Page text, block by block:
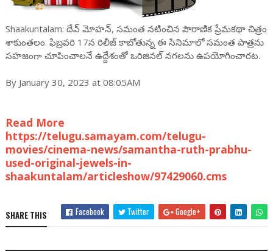
Shaakuntalam: దేవ్ మోహ‌న్‌, స‌మంత న‌టించిన పౌరాణిక ప్రేమ‌క‌థా చిత్రం
శాకుంత‌లం. ఫిబ్ర‌వ‌రి 17న రిలీజ్ కాబోతున్న ఈ సినిమాలో స‌మంత పాత్రను
స‌హ‌జంగా చూపించాల‌నే ఉద్దేశంతో ఒరిజిన‌ల్ న‌గ‌లను ఉప‌యోగించార‌ట‌.
By January 30, 2023 at 08:05AM
Read More
https://telugu.samayam.com/telugu-
movies/cinema-news/samantha-ruth-prabhu-
used-original-jewels-in-
shaakuntalam/articleshow/97429060.cms
SHARE THIS Facebook Twitter Google+